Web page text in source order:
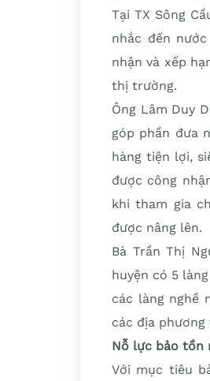
Tại TX Sông
nhắc đến
nhận và xếp
thị trường.
Ông Lâm Duy
góp phần đưa
hàng tiện lợi,
được công
khi tham gia
được nâng lên.
Bà Trần Thị
huyện có 5
các làng nghề
các địa
Nỗ lực bảo tồn
Với mục tiêu